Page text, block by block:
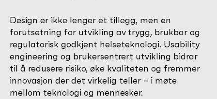
Design er ikke lenger et tillegg, men en
forutsetning for utvikling av trygg, brukbar og
regulatorisk godkjent helseteknologi. Usability
engineering og brukersentrert utvikling bidrar
til å redusere risiko, øke kvaliteten og fremmer
innovasjon der det virkelig teller – i møte
mellom teknologi og mennesker.